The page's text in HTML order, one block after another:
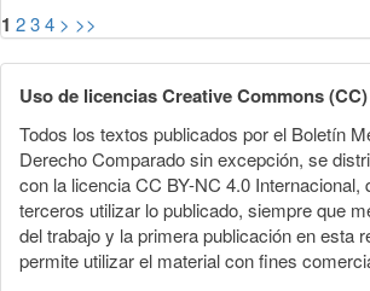
1 234 > >>
Uso de licencias Creative Commons (CC)
Todos los textos publicados por el Boletín
Derecho Comparado sin excepción, se
con la licencia CC BY-NC 4.0 Internacional,
terceros utilizar lo publicado, siempre que
del trabajo y la primera publicación en esta
permite utilizar el material con fines